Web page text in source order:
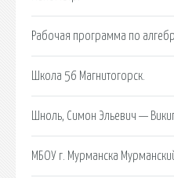
Рабочая программа по
Школа 56 Магнитогорск.
Шноль, Симон Эльевич —
МБОУ г. Мурманска